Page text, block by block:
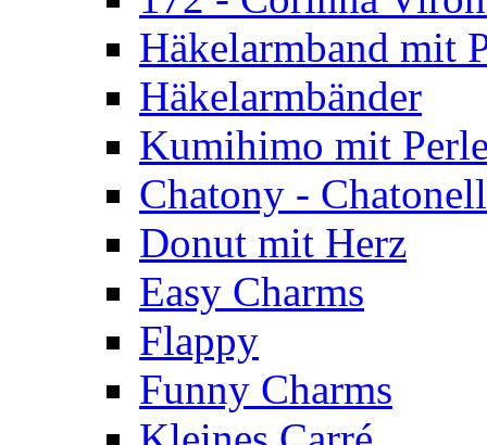
Häkelarmband mit
Häkelarmbänder
Kumihimo mit
Chatony -
Donut mit Herz
Easy Charms
Flappy
Funny Charms